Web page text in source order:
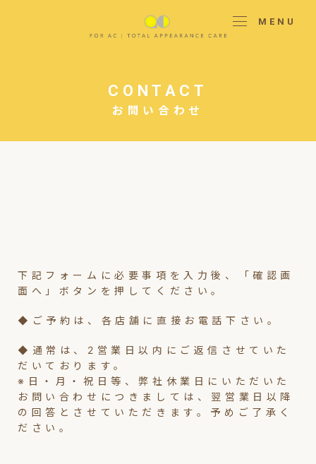
MENU
お問い合わせ
CONTACT
下記フォームに必要事項を入力後、「確認画
面へ」ボタンを押してください。
◆ご予約は、各店舗に直接お電話下さい。
◆通常は、2営業日以内にご返信させていた
だいております。
※日・月・祝日等、弊社休業日にいただいた
お問い合わせにつきましては、翌営業日以降
の回答とさせていただきます。予めご了承く
ださい。